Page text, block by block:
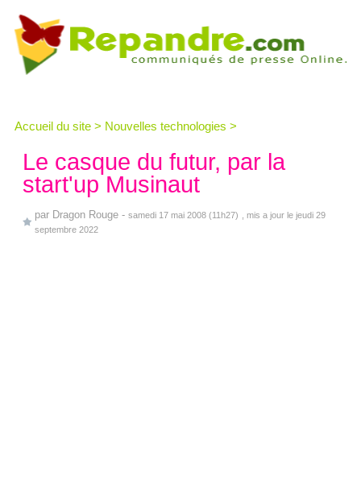
Accueil du site > Nouvelles technologies >
Le casque du futur, par la
start'up Musinaut
par Dragon Rouge - samedi 17 mai 2008 (11h27)
, mis a jour le jeudi 29
septembre 2022